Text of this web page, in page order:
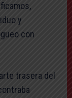
y
con
trasera del